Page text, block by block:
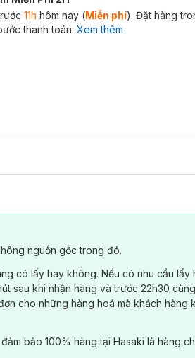
11h hôm nay (Miễn phí). Đặt hàng
thanh toán. Xem thêm
nguồn gốc trong đó.
có lấy hay không. Nếu có nhu cầu lấy
sau khi nhận hàng và trước 22h30
cho những hàng hoá mà khách hàng
bảo 100% hàng tại Hasaki là hàng